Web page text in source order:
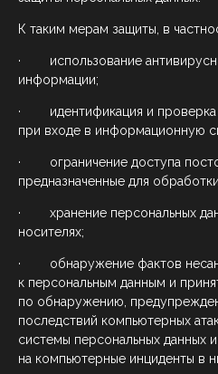
К таким мерам защиты, в
· использование
информации;
· идентификация и проверка
при входе в информационную
· ограничение доступа
предназначенные для
· хранение персональных
носителях;
· обнаружение фактов
к персональным данным и
по обнаружению,
последствий компьютерных
системы персональных данных
на компьютерные инциденты в